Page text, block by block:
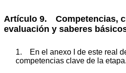
Artículo 9. Competencias,
evaluación y saberes
1. En el anexo I de este real
competencias clave de la etapa.